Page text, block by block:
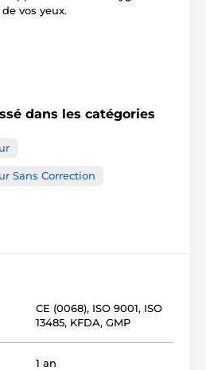
vos yeux.
dans les catégories
Sans Correction
CE (0068), ISO 9001, ISO
13485, KFDA, GMP
1 an